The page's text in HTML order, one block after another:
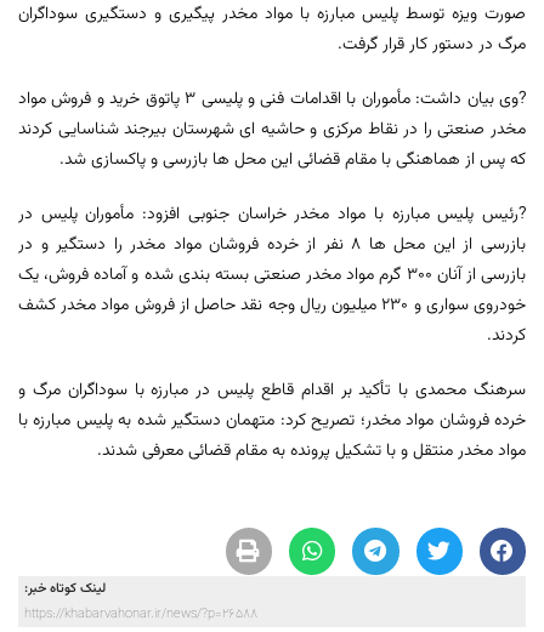
صورت ویزه توسط پلیس مبارزه با مواد مخدر پیگیری و دستگیری سوداگران
مرگ در دستور کار قرار گرفت.
?وی بیان داشت: مأموران با اقدامات فنی و پلیسی 3 پاتوق خرید و فروش مواد
مخدر صنعتی را در نقاط مرکزی و حاشیه ای شهرستان بیرجند شناسایی کردند
که پس از هماهنگی با مقام قضائی این محل ها بازرسی و پاکسازی شد.
?رئیس پلیس مبارزه با مواد مخدر خراسان جنوبی افزود: مأموران پلیس در
بازرسی از این محل ها 8 نفر از خرده فروشان مواد مخدر را دستگیر و در
بازرسی از آنان 300 گرم مواد مخدر صنعتی بسته بندی شده و آماده فروش، یک
خودروی سواری و 230 میلیون ریال وجه نقد حاصل از فروش مواد مخدر کشف
کردند.
سرهنگ محمدی با تأکید بر اقدام قاطع پلیس در مبارزه با سوداگران مرگ و
خرده فروشان مواد مخدر؛ تصریح کرد: متهمان دستگیر شده به پلیس مبارزه با
مواد مخدر منتقل و با تشکیل پرونده به مقام قضائی معرفی شدند.
لینک کوتاه خبر:
https://khabarvahonar.ir/news/?p=26588